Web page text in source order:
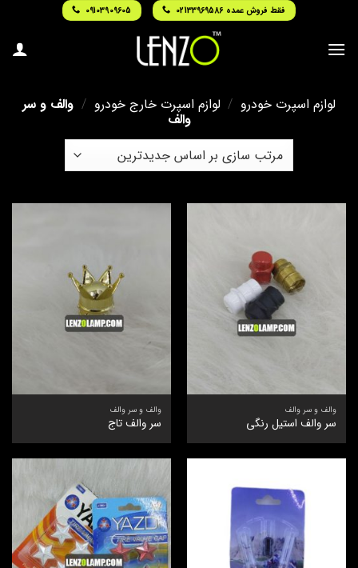
content
فقط فروش عمده 02133969586 09103909605
لوازم اسپرت خودرو / لوازم اسپرت خارج خودرو / والف و سر
والف
والف و سر والف
سر والف استیل رنگی
والف و سر والف
سر والف تاج